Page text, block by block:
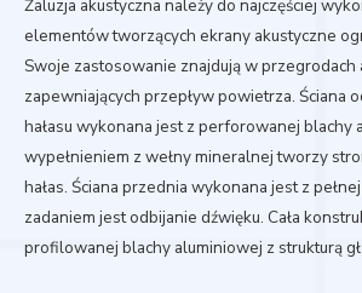
Żaluzja akustyczna należy do najczęściej
elementów tworzących ekrany akustyczne
Swoje zastosowanie znajdują w przegrodach
zapewniających przepływ powietrza. Ściana
hałasu wykonana jest z perforowanej blachy
wypełnieniem z wełny mineralnej tworzy
hałas. Ściana przednia wykonana jest z
zadaniem jest odbijanie dźwięku. Cała
profilowanej blachy aluminiowej z strukturą